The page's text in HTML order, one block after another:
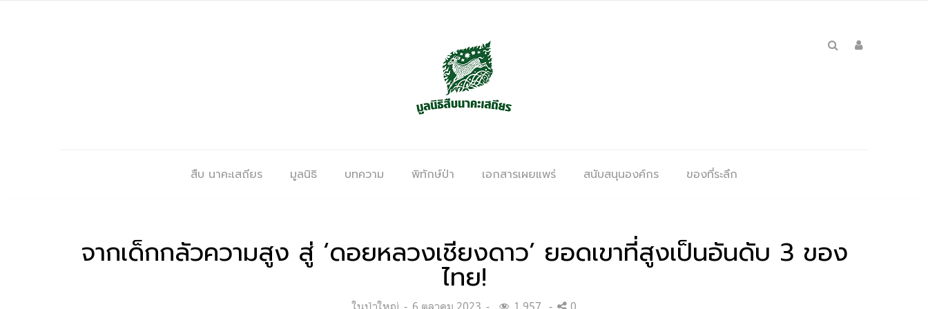
สืบ นาคะเสถียร มูลนิธิ บทความ พิทักษ์ป่า เอกสารเผยแพร่ สนับสนุนองค์กร ของที่ระลึก
จากเด็กกลัวความสูง สู่ ‘ดอยหลวงเชียงดาว’ ยอดเขาที่สูงเป็นอันดับ 3 ของ
ไทย!
Categories:
ในป่าใหญ่ Posted
6 ตุลาคม 2023 1,957 0